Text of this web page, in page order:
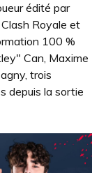
édité par
Royale et
100 %
Can, Maxime
trois
depuis la sortie